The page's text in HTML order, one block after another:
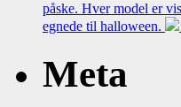
påske. Hver model er
egnede til halloween.
Meta